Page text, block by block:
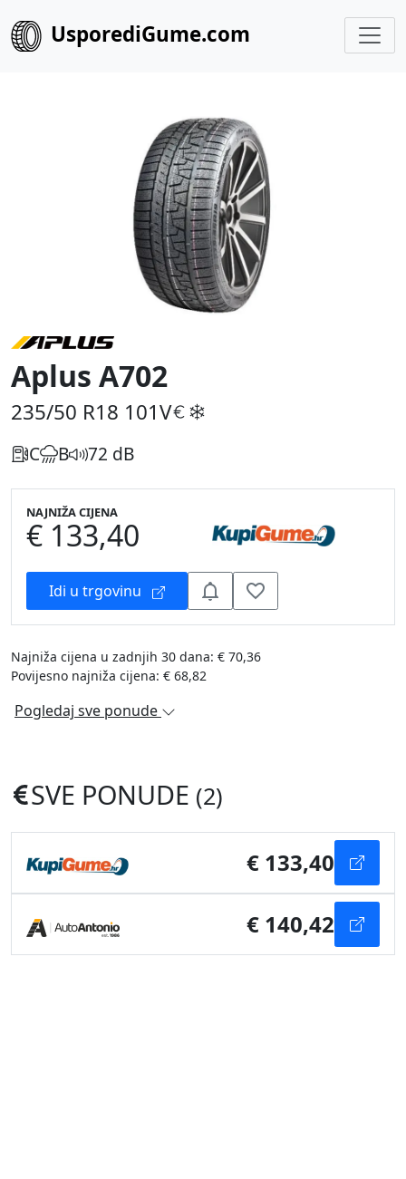
UsporediGume.com
Aplus A702
235/50 R18 101V
C B 72 dB
NAJNIŽA CIJENA
€ 133,40
Idi u trgovinu
Najniža cijena u zadnjih 30 dana: € 70,36
Povijesno najniža cijena: € 68,82
Pogledaj sve ponude
SVE PONUDE (2)
€ 133,40
€ 140,42